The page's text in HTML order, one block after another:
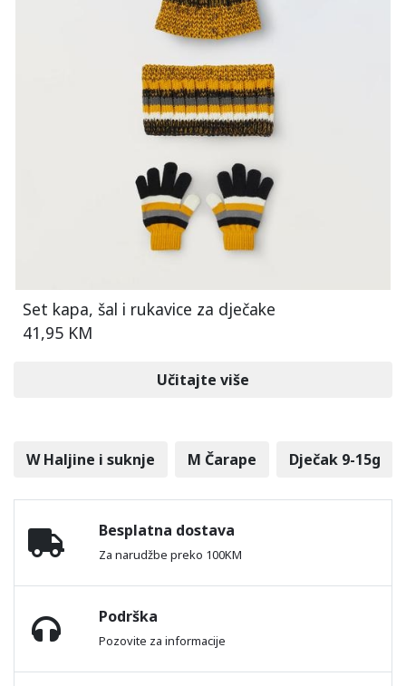
Set kapa, šal i rukavice za dječake
41,95 KM
Učitajte više
W Haljine i suknje M Čarape Dječak 9-15g
Besplatna dostava
Za narudžbe preko 100KM
Podrška
Pozovite za informacije